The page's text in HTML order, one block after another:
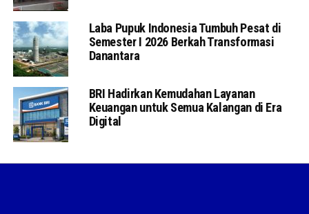
Laba Pupuk Indonesia Tumbuh Pesat di
Semester I 2026 Berkah Transformasi
Danantara
BRI Hadirkan Kemudahan Layanan
Keuangan untuk Semua Kalangan di Era
Digital